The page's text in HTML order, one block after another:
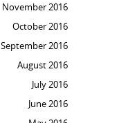
November 2016
October 2016
September 2016
August 2016
July 2016
June 2016